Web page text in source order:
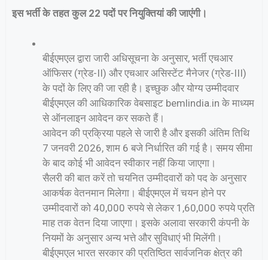
इस भर्ती के तहत कुल 22 पदों पर नियुक्तियां की जाएंगी।
बीईएमएल द्वारा जारी अधिसूचना के अनुसार, भर्ती एचआर
ऑफिसर (ग्रेड-II) और एचआर असिस्टेंट मैनेजर (ग्रेड-III)
के पदों के लिए की जा रही है। इच्छुक और योग्य उम्मीदवार
बीईएमएल की आधिकारिक वेबसाइट bemlindia.in के माध्यम
से ऑनलाइन आवेदन कर सकते हैं।
आवेदन की प्रक्रिया पहले से जारी है और इसकी अंतिम तिथि
7 जनवरी 2026, शाम 6 बजे निर्धारित की गई है। समय सीमा
के बाद कोई भी आवेदन स्वीकार नहीं किया जाएगा।
सैलरी की बात करें तो चयनित उम्मीदवारों को पद के अनुसार
आकर्षक वेतनमान मिलेगा। बीईएमएल में चयन होने पर
उम्मीदवारों को 40,000 रुपये से लेकर 1,60,000 रुपये प्रति
माह तक वेतन दिया जाएगा। इसके अलावा सरकारी कंपनी के
नियमों के अनुसार अन्य भत्ते और सुविधाएं भी मिलेंगी।
बीईएमएल भारत सरकार की प्रतिष्ठित सार्वजनिक क्षेत्र की